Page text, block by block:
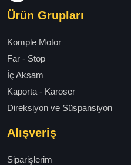
Ürün Grupları
Komple Motor
Far - Stop
İç Aksam
Kaporta - Karoser
Direksiyon ve Süspansiyon
Alışveriş
Siparişlerim